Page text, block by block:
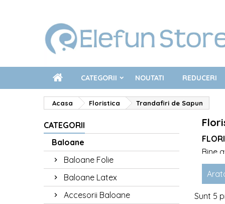
CATEGORII NOUTATI REDUCERI
Acasa Floristica Trandafiri de Sapun
CATEGORII
Baloane
Baloane Folie
Baloane Latex
Accesorii Baloane
Bine
Vă
Sunt 5